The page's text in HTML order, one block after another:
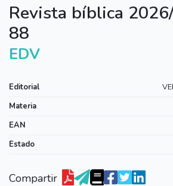
Revista bíblica
88
EDV
Editorial
Materia
EAN
Estado
Compartir